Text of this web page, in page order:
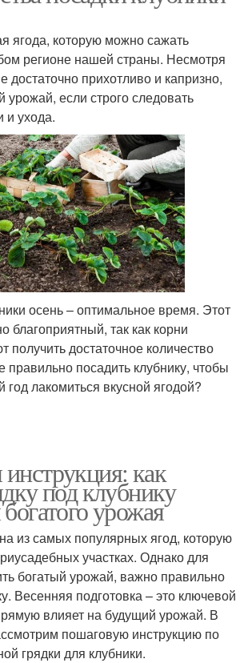
ягода, которую можно сажать
регионе нашей страны. Несмотря
достаточно прихотливо и капризно,
урожай, если строго следовать
и ухода.
осень – оптимальное время. Этот
благоприятный, так как корни
получить достаточное количество
правильно посадить клубнику, чтобы
лакомиться вкусной ягодой?
как
под клубнику
урожая
из самых популярных ягод, которую
участках. Однако для
богатый урожай, важно правильно
Весенняя подготовка – это ключевой
влияет на будущий урожай. В
пошаговую инструкцию по
грядки для клубники.